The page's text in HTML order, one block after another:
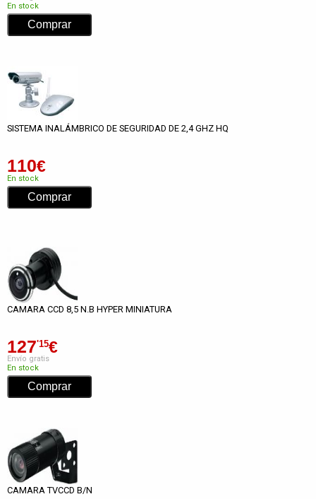
En stock
SISTEMA INALÁMBRICO DE SEGURIDAD DE 2,4 GHZ HQ
110€
En stock
CAMARA CCD 8,5 N.B HYPER MINIATURA
127'15€
Envío gratis
En stock
CAMARA TVCCD B/N